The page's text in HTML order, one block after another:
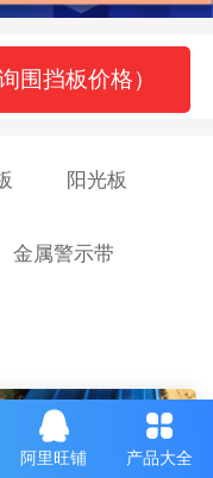
围挡板价格）
阳光板
金属警示带
阿里旺铺 产品大全